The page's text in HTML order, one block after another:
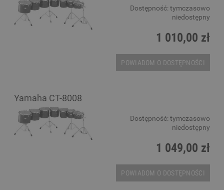
Dostępność: tymczasowo
niedostępny
1 010,00 zł
POWIADOM O DOSTĘPNOŚCI
Yamaha CT-8008
Dostępność: tymczasowo
niedostępny
1 049,00 zł
POWIADOM O DOSTĘPNOŚCI